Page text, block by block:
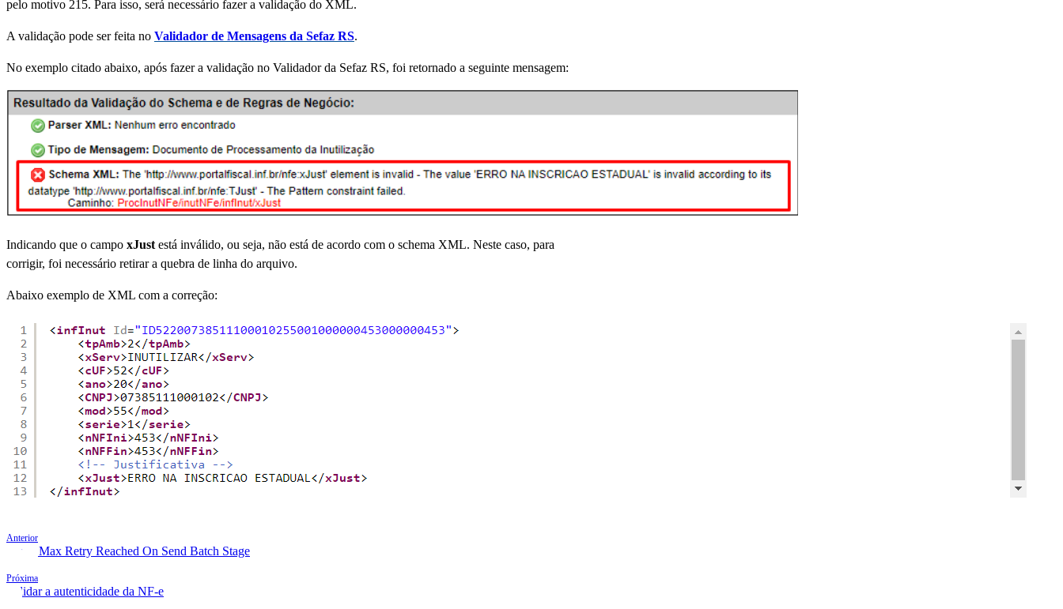
pelo motivo 215. Para isso, será necessário fazer a validação do XML.
A validação pode ser feita no Validador de Mensagens da Sefaz RS.
No exemplo citado abaixo, após fazer a validação no Validador da Sefaz RS, foi retornado a seguinte mensagem:
Indicando que o campo xJust está inválido, ou seja, não está de acordo com o schema XML. Neste caso, para
corrigir, foi necessário retirar a quebra de linha do arquivo.
Abaixo exemplo de XML com a correção:
Anterior
Erro - Max Retry Reached On Send Batch Stage
Próxima
Validar a autenticidade da NF-e